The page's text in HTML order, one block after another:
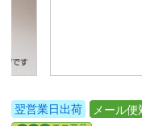
翌営業日出荷 メール便